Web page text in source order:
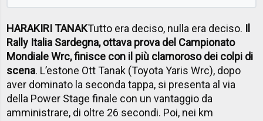
HARAKIRI TANAKTutto era deciso, nulla era deciso. Il
Rally Italia Sardegna, ottava prova del Campionato
Mondiale Wrc, finisce con il più clamoroso dei colpi di
scena. L’estone Ott Tanak (Toyota Yaris Wrc), dopo
aver dominato la seconda tappa, si presenta al via
della Power Stage finale con un vantaggio da
amministrare, di oltre 26 secondi. Poi, nei km